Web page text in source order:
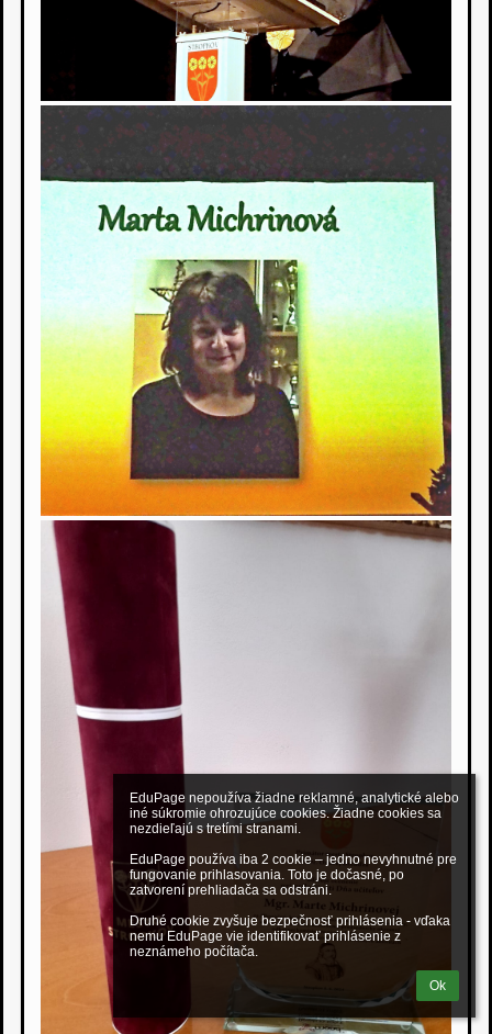
EduPage nepoužíva žiadne reklamné, analytické alebo
iné súkromie ohrozujúce cookies. Žiadne cookies sa
nezdieľajú s tretími stranami.
EduPage používa iba 2 cookie – jedno nevyhnutné pre
fungovanie prihlasovania. Toto je dočasné, po
zatvorení prehliadača sa odstráni.
Druhé cookie zvyšuje bezpečnosť prihlásenia - vďaka
nemu EduPage vie identifikovať prihlásenie z
neznámeho počítača.
Ok